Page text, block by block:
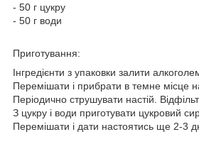
- 50 г цукру
- 50 г води
Приготування:
Інгредієнти з упаковки залити
Перемішати і прибрати в темне місце
Періодично струшувати настій.
З цукру і води приготувати цукровий
Перемішати і дати настоятись ще 2-3